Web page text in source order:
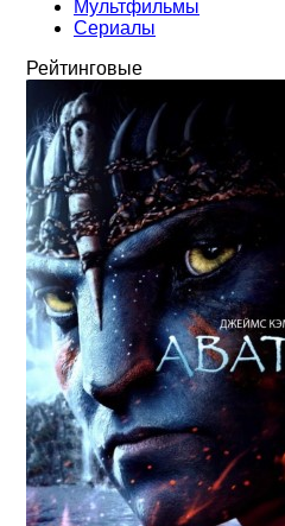
Мультфильмы
Сериалы
Рейтинговые